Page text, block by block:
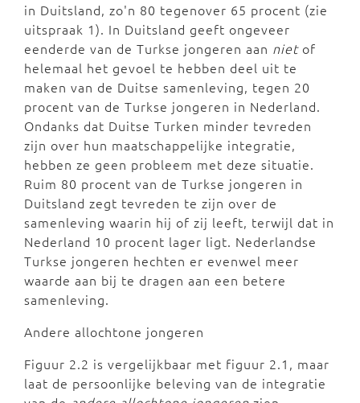
in Duitsland, zo'n 80 tegenover 65 procent (zie
uitspraak 1). In Duitsland geeft ongeveer
eenderde van de Turkse jongeren aan nietof
helemaal het gevoel te hebben deel uit te
maken van de Duitse samenleving, tegen 20
procent van de Turkse jongeren in Nederland.
Ondanks dat Duitse Turken minder tevreden
zijn over hun maatschappelijke integratie,
hebben ze geen probleem met deze situatie.
Ruim 80 procent van de Turkse jongeren in
Duitsland zegt tevreden te zijn over de
samenleving waarin hij of zij leeft, terwijl dat in
Nederland 10 procent lager ligt. Nederlandse
Turkse jongeren hechten er evenwel meer
waarde aan bij te dragen aan een betere
samenleving.
Andere allochtone jongeren
Figuur 2.2 is vergelijkbaar met figuur 2.1, maar
laat de persoonlijke beleving van de integratie